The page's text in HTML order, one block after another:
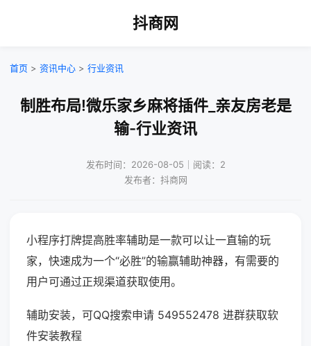
抖商网
首页 > 资讯中心 > 行业资讯
制胜布局!微乐家乡麻将插件_亲友房老是
输-行业资讯
发布时间：2026-08-05｜阅读：2
发布者：抖商网
小程序打牌提高胜率辅助是一款可以让一直输的玩
家，快速成为一个“必胜”的输赢辅助神器，有需要的
用户可通过正规渠道获取使用。
辅助安装，可QQ搜索申请 549552478 进群获取软
件安装教程